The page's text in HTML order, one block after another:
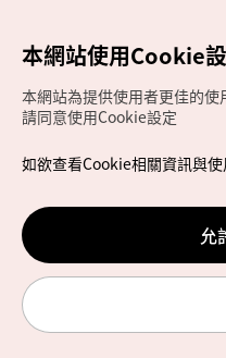
Copyrights (c) 韓國觀光公
如有相關疑問或建議，歡
chinese_big5@knto.or.kr
本網站使用Cookie
本網站為提供使用者更佳的
請同意使用Cookie設定
如欲查看Cookie相關資訊與
允